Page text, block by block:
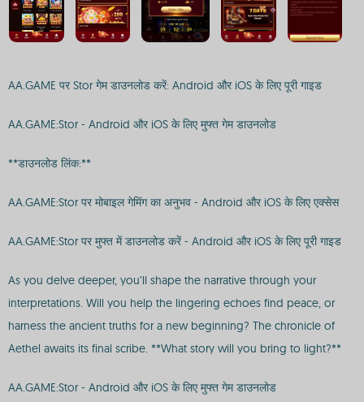
AA.GAME पर Stor गेम डाउनलोड करें: Android और iOS के लिए पूरी गाइड
AA.GAME:Stor - Android और iOS के लिए मुफ्त गेम डाउनलोड
**डाउनलोड लिंक:**
AA.GAME:Stor पर मोबाइल गेमिंग का अनुभव - Android और iOS के लिए एक्सेस
AA.GAME:Stor पर मुफ्त में डाउनलोड करें - Android और iOS के लिए पूरी गाइड
As you delve deeper, you’ll shape the narrative through your
interpretations. Will you help the lingering echoes find peace, or
harness the ancient truths for a new beginning? The chronicle of
Aethel awaits its final scribe. **What story will you bring to light?**
AA.GAME:Stor - Android और iOS के लिए मुफ्त गेम डाउनलोड